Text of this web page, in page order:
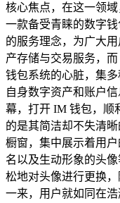
核心焦点，在这一领
一款备受青睐的数字
的服务理念，为广大
产存储与交易服务，
钱包系统的心脏，集
自身数字资产和账户
幕，打开 IM 钱包，顺
的是其简洁却不失清
橱窗，集中展示着用
名以及生动形象的头
松地对头像进行更换
一来，用户就如同在